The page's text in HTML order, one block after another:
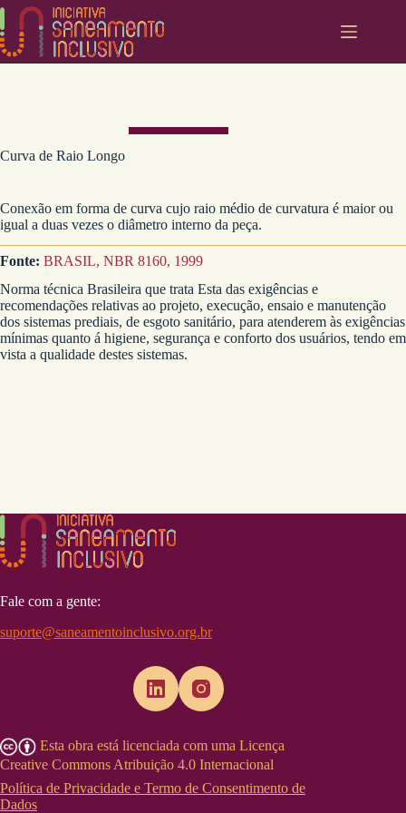
Pular
o
conteúdo
Curva de Raio Longo
Conexão em forma de curva cujo raio médio de curvatura é maior ou
igual a duas vezes o diâmetro interno da peça.
Fonte: BRASIL, NBR 8160, 1999
Norma técnica Brasileira que trata Esta das exigências e
recomendações relativas ao projeto, execução, ensaio e manutenção
dos sistemas prediais, de esgoto sanitário, para atenderem às exigências
mínimas quanto á higiene, segurança e conforto dos usuários, tendo em
vista a qualidade destes sistemas.
Fale com a gente:
suporte@saneamentoinclusivo.org.br
Esta obra está licenciada com uma Licença
Creative Commons Atribuição 4.0 Internacional
Política de Privacidade e Termo de Consentimento de
Dados